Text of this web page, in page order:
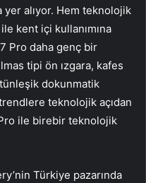
yer alıyor. Hem teknolojik
kent içi kullanımına
Pro daha genç bir
tipi ön ızgara, kafes
dokunmatik
teknolojik açıdan
ile birebir teknolojik
Türkiye pazarında